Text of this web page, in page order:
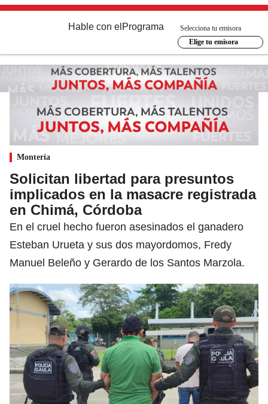
Hable con el Programa
Selecciona tu emisora
Elige tu emisora
Montería
Solicitan libertad para presuntos
implicados en la masacre registrada
en Chimá, Córdoba
En el cruel hecho fueron asesinados el ganadero
Esteban Urueta y sus dos mayordomos, Fredy
Manuel Beleño y Gerardo de los Santos Marzola.